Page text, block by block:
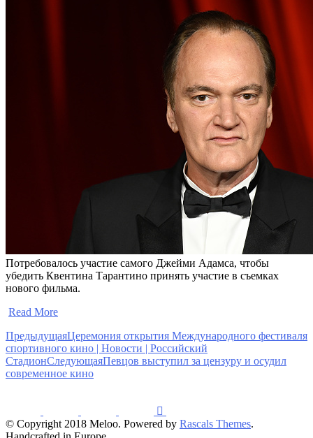
Потребовалось участие самого Джейми Адамса, чтобы
убедить Квентина Тарантино принять участие в съемках
нового фильма.
Read More
ПредыдущаяЦеремония открытия Международного фестиваля
спортивного кино | Новости | Российский
СтадионСледующаяПевцов выступил за цензуру и осудил
современное кино
© Copyright 2018 Meloo. Powered by Rascals Themes.